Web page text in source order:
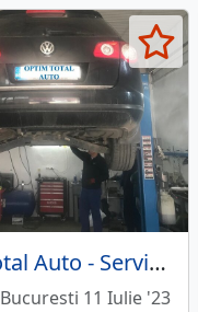
Optim Total Auto - Service auto, vulcanizare
Bucuresti 11 Iulie '23